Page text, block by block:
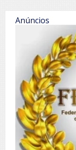
Anúncios